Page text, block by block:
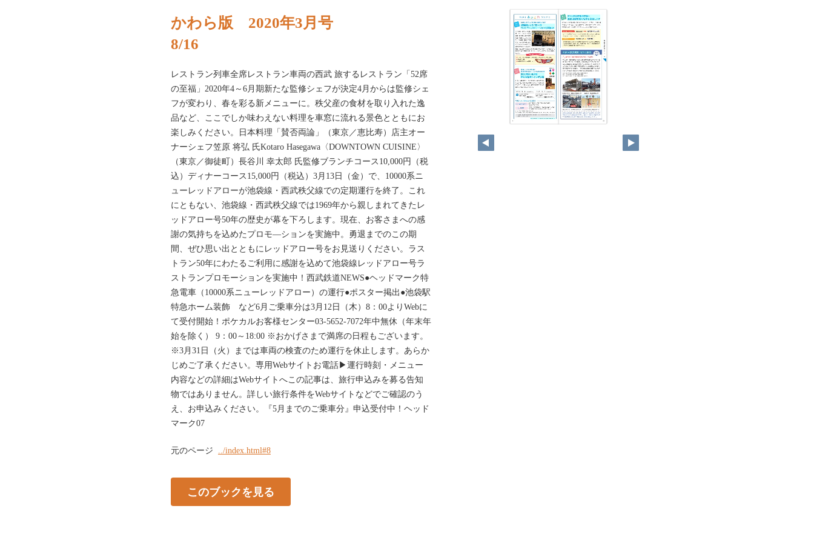
かわら版 2020年3月号
8/16
レストラン列車全席レストラン車両の西武 旅するレストラン「52席
の至福」2020年4～6月期新たな監修シェフが決定4月からは監修シェ
フが変わり、春を彩る新メニューに。秩父産の食材を取り入れた逸
品など、ここでしか味わえない料理を車窓に流れる景色とともにお
楽しみください。日本料理「賛否両論」（東京／恵比寿）店主オー
ナーシェフ笠原 将弘 氏Kotaro Hasegawa〈DOWNTOWN CUISINE〉
（東京／御徒町）長谷川 幸太郎 氏監修ブランチコース10,000円（税
込）ディナーコース15,000円（税込）3月13日（金）で、10000系ニ
ューレッドアローが池袋線・西武秩父線での定期運行を終了。これ
にともない、池袋線・西武秩父線では1969年から親しまれてきたレ
ッドアロー号50年の歴史が幕を下ろします。現在、お客さまへの感
謝の気持ちを込めたプロモ―ションを実施中。勇退までのこの期
間、ぜひ思い出とともにレッドアロー号をお見送りください。ラス
トラン50年にわたるご利用に感謝を込めて池袋線レッドアロー号ラ
ストランプロモーションを実施中！西武鉄道NEWS●ヘッドマーク特
急電車（10000系ニューレッドアロー）の運行●ポスター掲出●池袋駅
特急ホーム装飾 など6月ご乗車分は3月12日（木）8：00よりWebに
て受付開始！ポケカルお客様センター03-5652-7072年中無休（年末年
始を除く） 9：00～18:00 ※おかげさまで満席の日程もございます。
※3月31日（火）までは車両の検査のため運行を休止します。あらか
じめご了承ください。専用Webサイトお電話▶運行時刻・メニュー
内容などの詳細はWebサイトへこの記事は、旅行申込みを募る告知
物ではありません。詳しい旅行条件をWebサイトなどでご確認のう
え、お申込みください。『5月までのご乗車分』申込受付中！ヘッド
マーク07
元のページ ../index.html#8
このブックを見る